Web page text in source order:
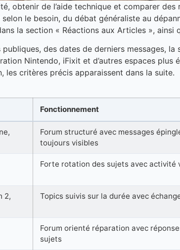
obtenir de l’aide technique et comparer
le besoin, du débat généraliste au
la section « Réactions aux Articles », ainsi
publiques, des dates de derniers messages,
Nintendo, iFixit et d’autres espaces
critères précis apparaissent dans la suite.
Fonctionnement
Forum structuré avec messages
toujours visibles
Forte rotation des sujets avec activité
2,
Topics suivis sur la durée avec
Forum orienté réparation avec
sujets